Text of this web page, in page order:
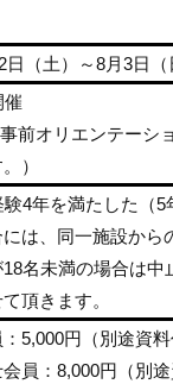
（土）～8月3日（
催
前オリエンテーシ
）
4年を満たした（
は、同一施設か
18名未満の場合は
頂きます。
5,000円（別途資
員：8,000円（別